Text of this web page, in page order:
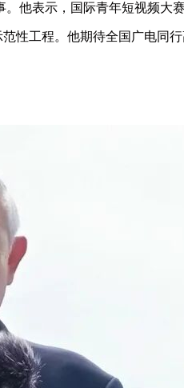
他表示，国际青年短视频大
性工程。他期待全国广电同